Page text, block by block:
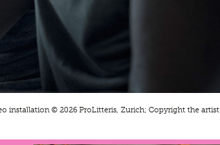
installation © 2026 ProLitteris, Zurich; Copyright the artist